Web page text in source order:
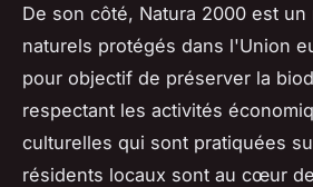
De son côté, Natura 2000 est
naturels protégés dans l'Union
pour objectif de préserver la
respectant les activités
culturelles qui sont pratiquées
résidents locaux sont au cœur